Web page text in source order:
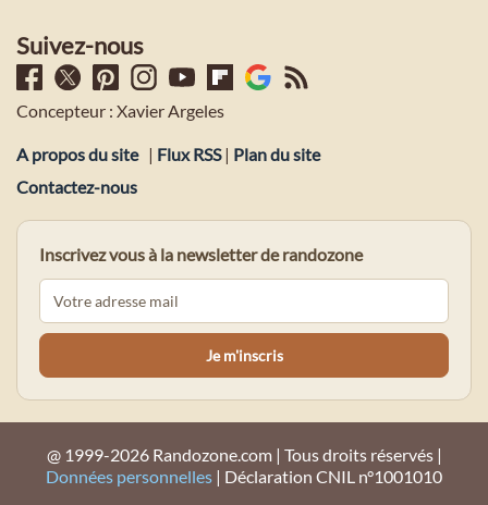
Suivez-nous
Concepteur : Xavier Argeles
A propos du site | Flux RSS| Plan du site
Contactez-nous
Inscrivez vous à la newsletter de randozone
@ 1999-2026 Randozone.com | Tous droits réservés |
Données personnelles | Déclaration CNIL n°1001010